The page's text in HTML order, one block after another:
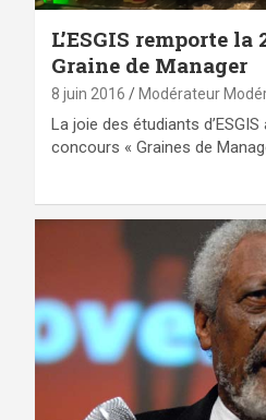
L’ESGIS remporte
Graine de Manager
8 juin 2016 Modérateur
La joie des étudiants
concours « Graines de